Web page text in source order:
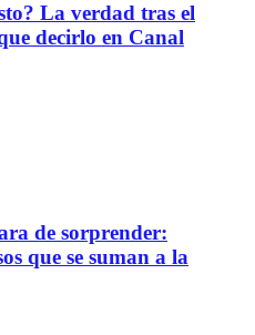
La verdad tras el
decirlo en Canal
de sorprender:
que se suman a la